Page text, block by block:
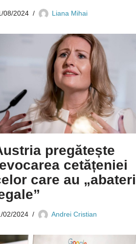
08/2024 Liana Mihai
pregătește
cetățeniei
care au „abateri
02/2024 Andrei Cristian